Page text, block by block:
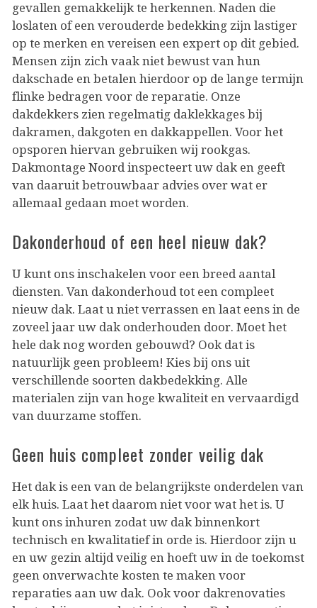
gevallen gemakkelijk te herkennen. Naden die
loslaten of een verouderde bedekking zijn lastiger
op te merken en vereisen een expert op dit gebied.
Mensen zijn zich vaak niet bewust van hun
dakschade en betalen hierdoor op de lange termijn
flinke bedragen voor de reparatie. Onze
dakdekkers zien regelmatig daklekkages bij
dakramen, dakgoten en dakkappellen. Voor het
opsporen hiervan gebruiken wij rookgas.
Dakmontage Noord inspecteert uw dak en geeft
van daaruit betrouwbaar advies over wat er
allemaal gedaan moet worden.
Dakonderhoud of een heel nieuw dak?
U kunt ons inschakelen voor een breed aantal
diensten. Van dakonderhoud tot een compleet
nieuw dak. Laat u niet verrassen en laat eens in de
zoveel jaar uw dak onderhouden door. Moet het
hele dak nog worden gebouwd? Ook dat is
natuurlijk geen probleem! Kies bij ons uit
verschillende soorten dakbedekking. Alle
materialen zijn van hoge kwaliteit en vervaardigd
van duurzame stoffen.
Geen huis compleet zonder veilig dak
Het dak is een van de belangrijkste onderdelen van
elk huis. Laat het daarom niet voor wat het is. U
kunt ons inhuren zodat uw dak binnenkort
technisch en kwalitatief in orde is. Hierdoor zijn u
en uw gezin altijd veilig en hoeft uw in de toekomst
geen onverwachte kosten te maken voor
reparaties aan uw dak. Ook voor dakrenovaties